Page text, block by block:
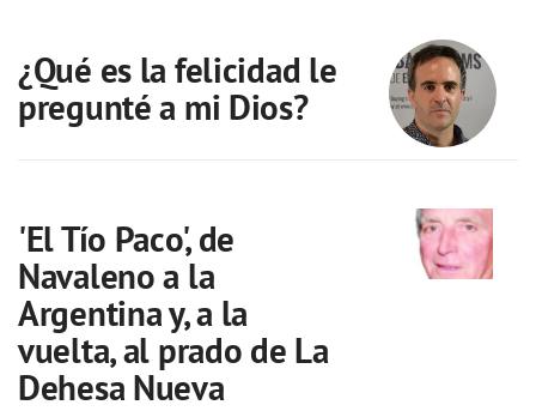
¿Qué es la felicidad le
pregunté a mi Dios?
'El Tío Paco', de
Navaleno a la
Argentina y, a la
vuelta, al prado de La
Dehesa Nueva